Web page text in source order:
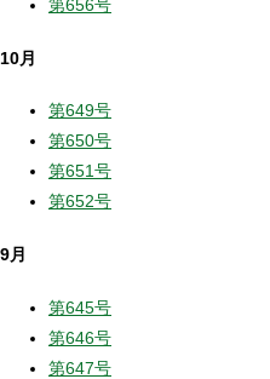
第656号
10月
第649号
第650号
第651号
第652号
9月
第645号
第646号
第647号